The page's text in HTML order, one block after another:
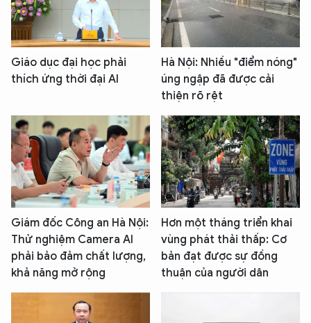
Giáo dục đại học phải
thích ứng thời đại AI
Hà Nội: Nhiều "điểm nóng"
úng ngập đã được cải
thiện rõ rệt
Giám đốc Công an Hà Nội:
Thử nghiệm Camera AI
phải bảo đảm chất lượng,
khả năng mở rộng
Hơn một tháng triển khai
vùng phát thải thấp: Cơ
bản đạt được sự đồng
thuận của người dân